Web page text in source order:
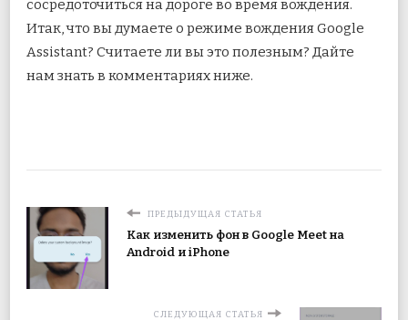
сосредоточиться на дороге во время вождения.
Итак, что вы думаете о режиме вождения Google
Assistant? Считаете ли вы это полезным? Дайте
нам знать в комментариях ниже.
ПРЕДЫДУЩАЯ СТАТЬЯ
Как изменить фон в Google Meet на
Android и iPhone
СЛЕДУЮЩАЯ СТАТЬЯ